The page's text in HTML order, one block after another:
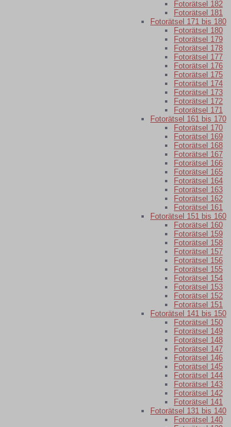
Fotorätsel 182
Fotorätsel 181
Fotorätsel 171 bis 180
Fotorätsel 180
Fotorätsel 179
Fotorätsel 178
Fotorätsel 177
Fotorätsel 176
Fotorätsel 175
Fotorätsel 174
Fotorätsel 173
Fotorätsel 172
Fotorätsel 171
Fotorätsel 161 bis 170
Fotorätsel 170
Fotorätsel 169
Fotorätsel 168
Fotorätsel 167
Fotorätsel 166
Fotorätsel 165
Fotorätsel 164
Fotorätsel 163
Fotorätsel 162
Fotorätsel 161
Fotorätsel 151 bis 160
Fotorätsel 160
Fotorätsel 159
Fotorätsel 158
Fotorätsel 157
Fotorätsel 156
Fotorätsel 155
Fotorätsel 154
Fotorätsel 153
Fotorätsel 152
Fotorätsel 151
Fotorätsel 141 bis 150
Fotorätsel 150
Fotorätsel 149
Fotorätsel 148
Fotorätsel 147
Fotorätsel 146
Fotorätsel 145
Fotorätsel 144
Fotorätsel 143
Fotorätsel 142
Fotorätsel 141
Fotorätsel 131 bis 140
Fotorätsel 140